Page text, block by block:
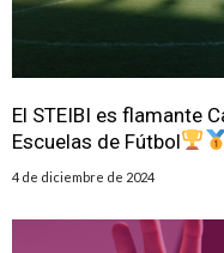
El STEIBI es flamante
Escuelas de Fútbol
4 de diciembre de 2024